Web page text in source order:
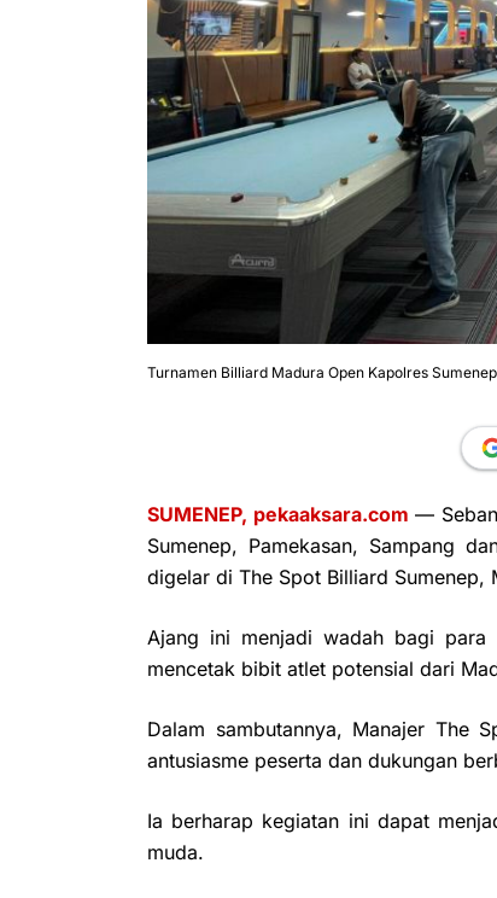
Turnamen Billiard Madura Open Kapolres
SUMENEP, pekaaksara.com —
Sumenep, Pamekasan, Sampang
digelar di The Spot Billiard Sumenep,
Ajang ini menjadi wadah bagi para
mencetak bibit atlet potensial dari
Dalam sambutannya, Manajer The
antusiasme peserta dan dukungan
Ia berharap kegiatan ini dapat
muda.